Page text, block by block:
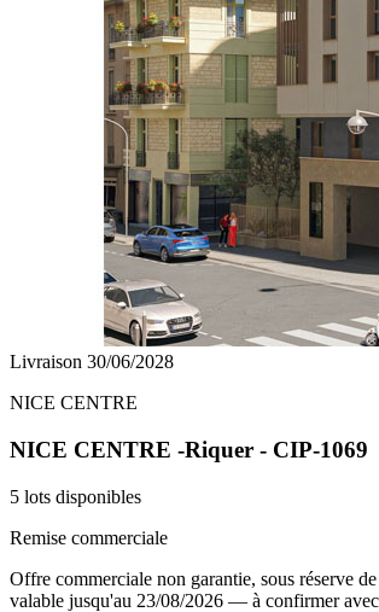
Livraison 30/06/2028
NICE CENTRE
NICE CENTRE -Riquer - CIP-1069
5 lots disponibles
Remise commerciale
Offre commerciale non garantie, sous réserve
valable jusqu'au 23/08/2026 — à confirmer